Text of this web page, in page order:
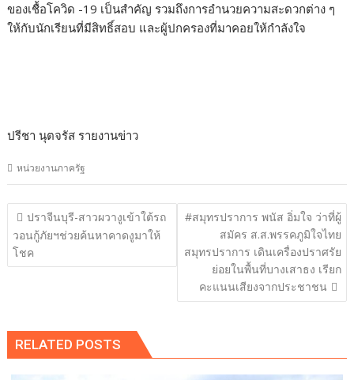
ของเชื้อโควิด -19 เป็นสำคัญ รวมถึงการอำนวยความสะดวกต่าง ๆ
ให้กับนักเรียนที่มีสิทธิ์สอบ และผู้ปกครองที่มาคอยให้กำลังใจ
ปรีชา นุตจรัส รายงานข่าว
หน่วยงานภาครัฐ
แนะแนว
เรื่อง
ปราจีนบุรี-สาวผวางูเข้าใต้รถ
วอนกู้ภัยฯช่วยค้นหาคาดงูมาให้
โชค
#สมุทรปราการ พนัส อิ่มใจ ว่าที่ผู้
สมัคร ส.ส.พรรคภูมิใจไทย
สมุทรปราการ เดินเครื่องปราศรัย
ย่อยในพื้นที่บางเสาธง เรียก
คะแนนเสียงจากประชาชน
RELATED POSTS